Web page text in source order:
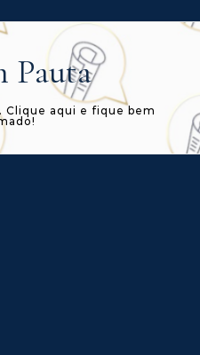
Pauta
Clique aqui e fique bem